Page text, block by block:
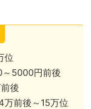
位
～5000円前後
後
万前後～15万位